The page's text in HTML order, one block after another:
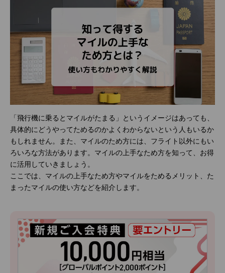
「飛行機に乗るとマイルがたまる」というイメージはあっても、
具体的にどうやってためるのかよくわからないという人もいるか
もしれません。また、マイルのため方には、フライト以外にもい
ろいろな方法があります。マイルの上手なため方を知って、お得
に活用していきましょう。
ここでは、マイルの上手なため方やマイルをためるメリット、た
まったマイルの使い方などを紹介します。